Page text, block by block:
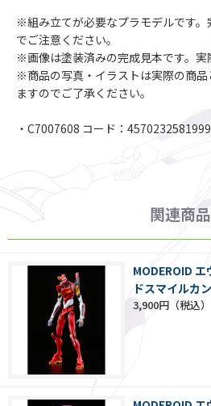
※組み立てが必要なプラモデルです
でご注意ください。
※画像は塗装済みの完成見本です。実
※商品の写真・イラストは実際の商
ますのでご了承ください。
・C7007608 コード：4570232581999
関連商品
MODEROID
ドスマイルカ
3,900円